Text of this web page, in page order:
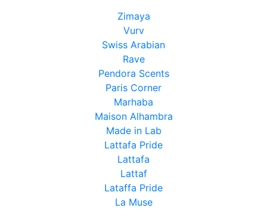
Zimaya
Vurv
Swiss Arabian
Rave
Pendora Scents
Paris Corner
Marhaba
Maison Alhambra
Made in Lab
Lattafa Pride
Lattafa
Lattaf
Lataffa Pride
La Muse